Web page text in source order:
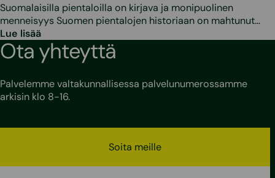
Suomalaisilla pientaloilla on kirjava ja monipuolinen
menneisyys Suomen pientalojen historiaan on mahtunut…
Lue lisää
Ota yhteyttä
Palvelemme valtakunnallisessa palvelunumerossamme
arkisin klo 8-16.
Soita meille